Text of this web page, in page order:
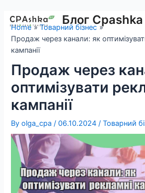
content
Блог Cpashka
Home
Товарний бізнес
Продаж через канали: як
кампанії
Продаж через
оптимізувати
кампанії
Byolga_cpa/06.10.2024/Товарний